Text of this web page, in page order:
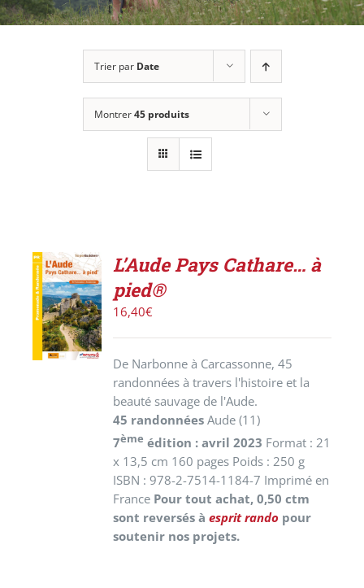
Trier par Date
Montrer45 produits
AJOUTER
AU
PANIER
/
DÉTAILS
L’Aude Pays Cathare… à
pied®
16,40€
De Narbonne à Carcassonne, 45
randonnées à travers l'histoire et la
beauté sauvage de l'Aude.
45 randonnées Aude (11)
7ème édition : avril 2023 Format : 21
x 13,5 cm 160 pages Poids : 250 g
ISBN : 978-2-7514-1184-7 Imprimé en
France Pour tout achat, 0,50 ctm
sont reversés àesprit rando pour
soutenir nos projets.